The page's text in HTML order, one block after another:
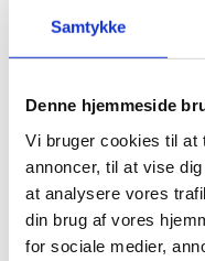
Samtykke
Denne hjemmeside
Vi bruger cookies til at
annoncer, til at vise
at analysere vores
din brug af vores
for sociale medier,
et andet tidspunkt.
Kortlægning
I dag får vi
forskning inden for
Jeg har endnu ikke
rapporten igennem,
nogle af